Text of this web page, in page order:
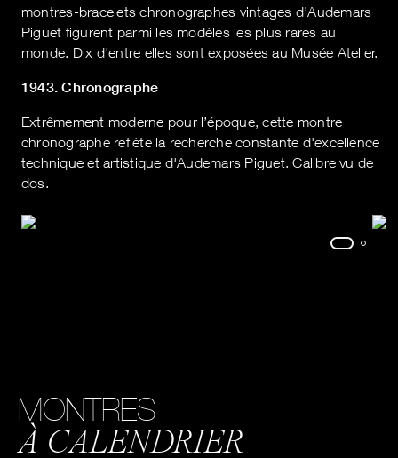
montres-bracelets chronographes vintages d’Audemars
Piguet figurent parmi les modèles les plus rares au
monde. Dix d'entre elles sont exposées au Musée Atelier.
1943. Chronographe
Extrêmement moderne pour l’époque, cette montre
chronographe reflète la recherche constante d'excellence
technique et artistique d'Audemars Piguet. Calibre vu de
dos.
MONTRES
À CALENDRIER